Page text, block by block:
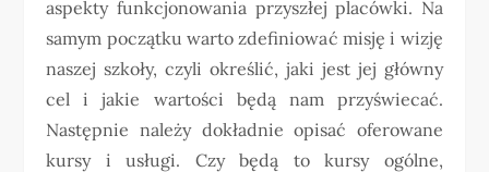
aspekty funkcjonowania przyszłej placówki. Na
samym początku warto zdefiniować misję i wizję
naszej szkoły, czyli określić, jaki jest jej główny
cel i jakie wartości będą nam przyświecać.
Następnie należy dokładnie opisać oferowane
kursy i usługi. Czy będą to kursy ogólne,